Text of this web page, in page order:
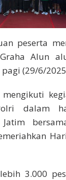
peserta
Alun
(29/6/
dalam
3.000